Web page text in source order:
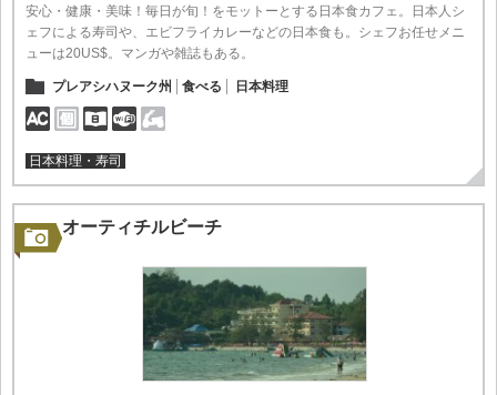
安心・健康・美味！毎日が旬！をモットーとする日本食カフェ。日本人シ
ェフによる寿司や、エビフライカレーなどの日本食も。シェフお任せメニ
ューは20US$。マンガや雑誌もある。
プレアシハヌーク州 食べる 日本料理
日本料理・寿司
オーティチルビーチ